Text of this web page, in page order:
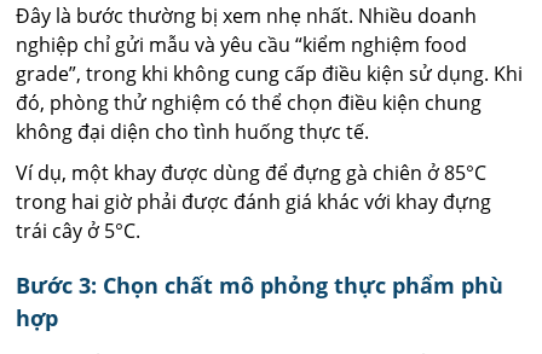
Đây là bước thường bị xem nhẹ nhất. Nhiều doanh
nghiệp chỉ gửi mẫu và yêu cầu “kiểm nghiệm food
grade”, trong khi không cung cấp điều kiện sử dụng. Khi
đó, phòng thử nghiệm có thể chọn điều kiện chung
không đại diện cho tình huống thực tế.
Ví dụ, một khay được dùng để đựng gà chiên ở 85°C
trong hai giờ phải được đánh giá khác với khay đựng
trái cây ở 5°C.
Bước 3: Chọn chất mô phỏng thực phẩm phù
hợp